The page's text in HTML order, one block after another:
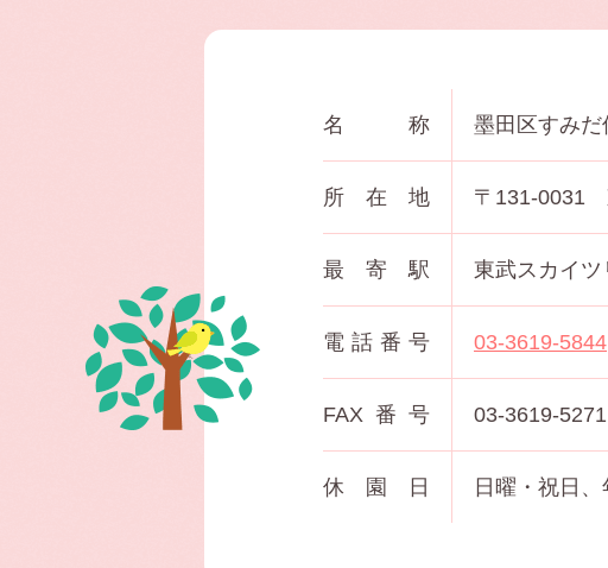
名称 墨田区すみだ
所在地 〒131-0031
最寄駅 東武スカイ
電話番号 03-3619-5844
FAX番号 03-3619-5271
休園日 日曜・祝日